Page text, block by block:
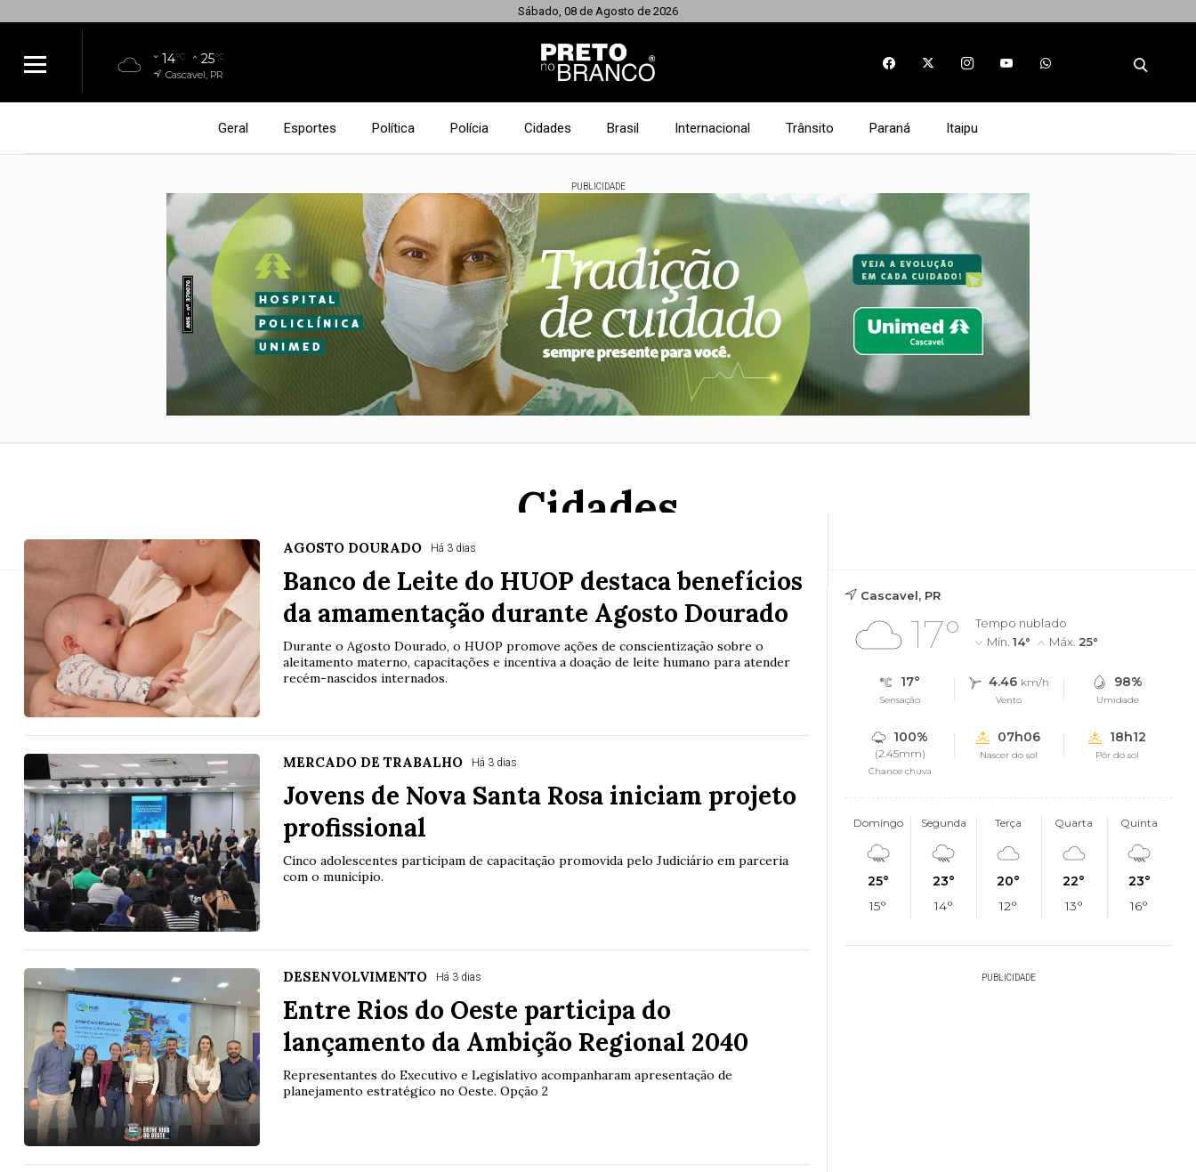
Sábado, 08 de Agosto de 2026
14°C 25°C
Cascavel, PR
Geral Esportes Política Polícia Cidades Brasil Internacional Trânsito Paraná Itaipu
PUBLICIDADE
Cidades
AGOSTO DOURADO Há 3 dias
Banco de Leite do HUOP destaca benefícios
da amamentação durante Agosto Dourado
Durante o Agosto Dourado, o HUOP promove ações de conscientização sobre o
aleitamento materno, capacitações e incentiva a doação de leite humano para atender
recém-nascidos internados.
MERCADO DE TRABALHO Há 3 dias
Jovens de Nova Santa Rosa iniciam projeto
profissional
Cinco adolescentes participam de capacitação promovida pelo Judiciário em parceria
com o município.
DESENVOLVIMENTO Há 3 dias
Entre Rios do Oeste participa do
lançamento da Ambição Regional 2040
Representantes do Executivo e Legislativo acompanharam apresentação de
planejamento estratégico no Oeste. Opção 2
Cascavel, PR
17°
Tempo nublado
Mín. 14° Máx. 25°
17°
Sensação
4.46 km/h
Vento
98%
Umidade
100%
(2.45mm)
Chance chuva
07h06
Nascer do sol
18h12
Pôr do sol
Domingo
25°
15°
Segunda
23°
14°
Terça
20°
12°
Quarta
22°
13°
Quinta
23°
16°
PUBLICIDADE